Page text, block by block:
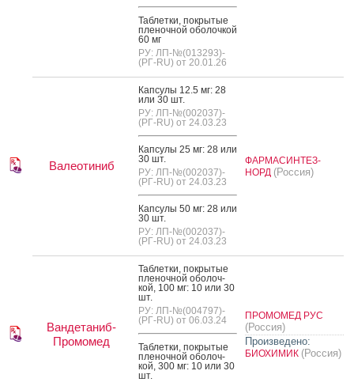
Таб­летки, пок­ры­тые
пле­ноч­ной обо­лоч­кой
60 мг
РУ: ЛП-№(013293)-
(РГ-RU) от 20.01.26
Валеотиниб
Кап­су­лы 12.5 мг: 28
или 30 шт.
РУ: ЛП-№(002037)-
(РГ-RU) от 24.03.23
Кап­су­лы 25 мг: 28 или
30 шт.
РУ: ЛП-№(002037)-
(РГ-RU) от 24.03.23
Кап­су­лы 50 мг: 28 или
30 шт.
РУ: ЛП-№(002037)-
(РГ-RU) от 24.03.23
ФАРМАСИНТЕЗ-
НОРД (Россия)
Вандетаниб-
Промомед
Таб­летки, пок­ры­тые
пле­ноч­ной обо­лоч­
кой, 100 мг: 10 или 30
шт.
РУ: ЛП-№(004797)-
(РГ-RU) от 06.03.24
Таб­летки, пок­ры­тые
пле­ноч­ной обо­лоч­
кой, 300 мг: 10 или 30
шт.
ПРОМОМЕД РУС
(Россия)
Произведено:
БИОХИМИК (Россия)